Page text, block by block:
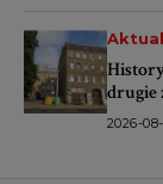
drugie
2026-